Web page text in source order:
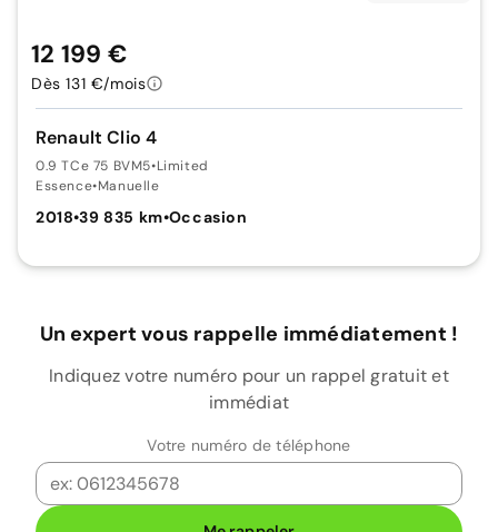
Renault Clio 4
0.9 TCe 75 BVM5•Limited
Essence•Manuelle
2018•39 835 km•Occasion
12 199 €
Dès 131 €/mois
Un expert vous rappelle immédiatement !
Indiquez votre numéro pour un rappel gratuit et
immédiat
Votre numéro de téléphone